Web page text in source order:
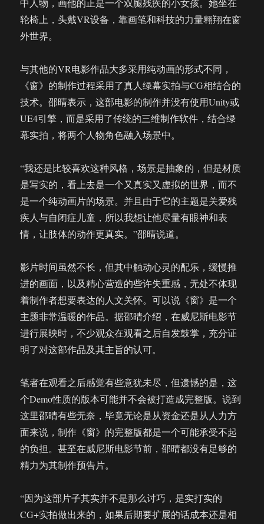
中人物，画他的正是一个双腿残疾的小女孩。她坐在
轮椅上，头戴VR设备，靠画笔和科技的力量翱翔在窗
外世界。
与其他的VR电影作品大多采用纯动画的形式不同，
《窗》的制作过程采用了真人绿幕实拍与CG相结合的
技术。邵晴表示，这部电影的制作并没有使用Unity或
UE4引擎，而是采用了传统的三维制作软件，结合绿
幕实拍，将两个人物角色融入场景中。
“我还是比较喜欢这种风格，场景是抽象的，但是材质
是写实的，看上去是一个又真实又虚拟的世界，而不
是一个纯动画片的场景。并且由于它的主题是关爱残
疾人与自闭症儿童，所以我想让他尽量有眼神和表
情，让肢体的动作更真实。”邵晴说道。
影片时间虽然不长，但其中触动心灵的配乐，缓慢推
进的画面，以及精心营造的些许失重感，无处不体现
着制作者想要表达的人文关怀。可以说《窗》是一个
主题非常温暖的作品。据邵晴介绍，在威尼斯电影节
进行展映时，不少观众在观看之后自发鼓掌，充分证
明了对这部作品及其主旨的认可。
笔者在观看之后感觉有些意犹未尽，但遗憾的是，这
个Demo性质的版本可能并不会被打造成完整版。说到
这里邵晴有些无奈，毕竟无论是从资金还是从人力方
面来说，制作《窗》的完整版都是一个可能承受不起
的负担。甚至在威尼斯电影节前，邵晴都没有足够的
精力为其制作预告片。
“因为这部片子其实并不是那么讨巧，是实打实的
CG+实拍做出来的，如果后期要扩展的话成本还是相